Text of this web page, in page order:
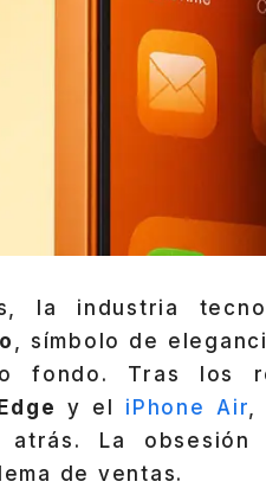
la industria
, símbolo de
fondo. Tras los
y el iPhone Air,
atrás. La
de ventas.